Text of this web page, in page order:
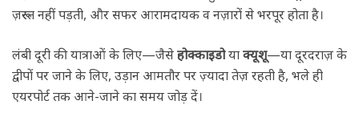
ज़रूरत नहीं पड़ती, और सफर आरामदायक व नज़ारों से भरपूर होता है।
लंबी दूरी की यात्राओं के लिए—जैसेहोक्काइडोयाक्यूशू—या दूरदराज़ के
द्वीपों पर जाने के लिए, उड़ान आमतौर पर ज़्यादा तेज़ रहती है, भले ही
एयरपोर्ट तक आने-जाने का समय जोड़ दें।